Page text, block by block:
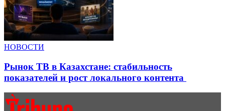
НОВОСТИ
Рынок ТВ в Казахстане: стабильность
показателей и рост локального контента